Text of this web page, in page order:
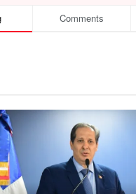
Comments